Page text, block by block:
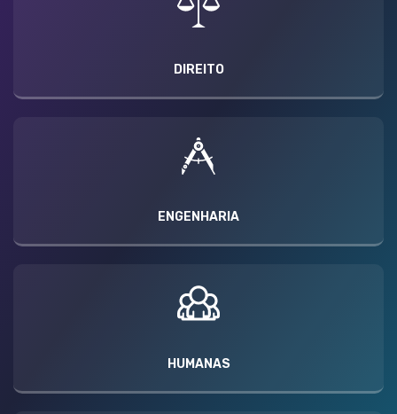
DIREITO
ENGENHARIA
HUMANAS